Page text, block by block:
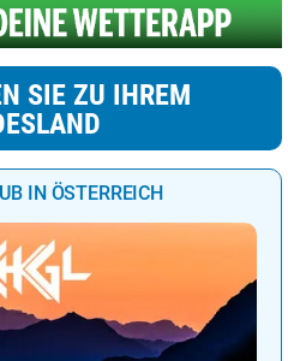
SIE ZU IHREM
IN ÖSTERREICH